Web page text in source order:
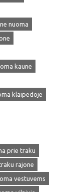
nuoma
kaune
klaipedoje
prie traku
rajone
vestuvems